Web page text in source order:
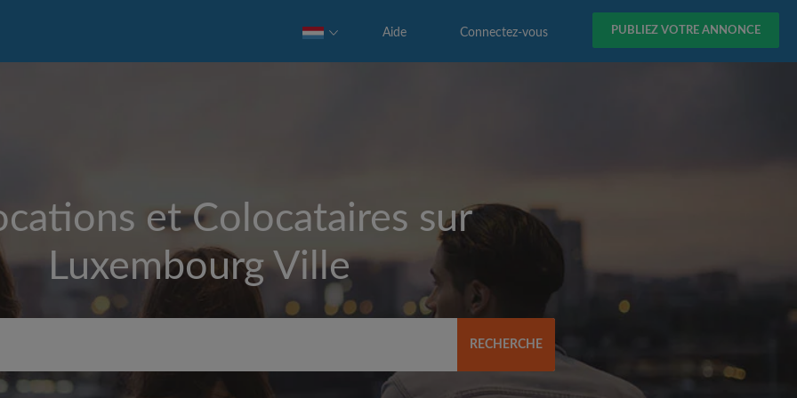
PUBLIEZ VOTRE ANNONCE
Connectez-vous
Aide
et Colocataires sur
Luxembourg Ville
RECHERCHE